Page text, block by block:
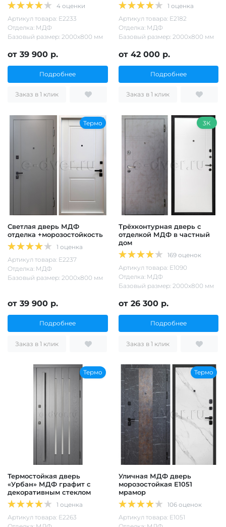
4 оценки
Артикул товара: Е2233
Отделка: МДФ
Базовый размер: 2000х800 мм
от 39 900 р.
Подробнее
Заказ в 1 клик
1 оценка
Артикул товара: Е2182
Отделка: МДФ
Базовый размер: 2000х800 мм
от 42 000 р.
Подробнее
Заказ в 1 клик
Термо
Светлая дверь МДФ
отделка +морозостойкость
1 оценка
Артикул товара: Е2237
Отделка: МДФ
Базовый размер: 2000х800 мм
от 39 900 р.
Подробнее
Заказ в 1 клик
3К
Трёхконтурная дверь с
отделкой МДФ в частный
дом
169 оценок
Артикул товара: Е1090
Отделка: МДФ
Базовый размер: 2000х800 мм
от 26 300 р.
Подробнее
Заказ в 1 клик
Термо
Термостойкая дверь
«Урбан» МДФ графит с
декоративным стеклом
1 оценка
Артикул товара: Е2263
Термо
Уличная МДФ дверь
морозостойкая Е1051
мрамор
106 оценок
Артикул товара: Е1051